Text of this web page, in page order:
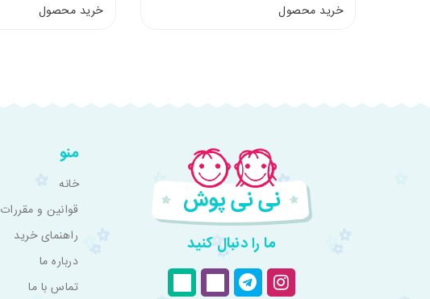
خرید محصول
خرید محصول
ما را دنبال کنید
منو
خانه
قوانین و مقررات
راهنمای خرید
درباره ما
تماس با ما